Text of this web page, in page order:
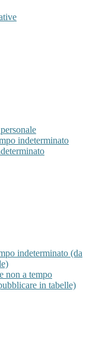
indeterminato
indeterminato (da
non a tempo
in tabelle)